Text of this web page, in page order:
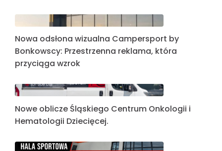
Nowa odsłona wizualna Campersport by
Bonkowscy: Przestrzenna reklama, która
przyciąga wzrok
Nowe oblicze Śląskiego Centrum Onkologii i
Hematologii Dziecięcej.